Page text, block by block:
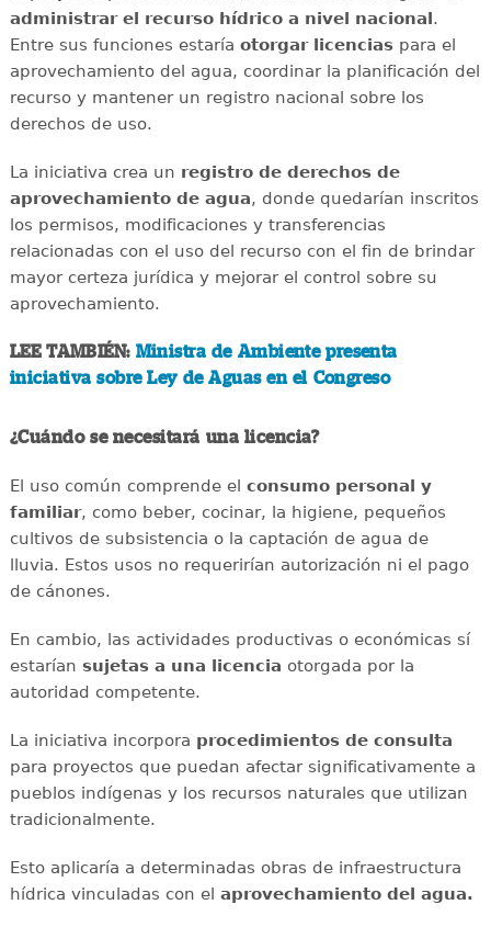
administrar el recurso hídrico a nivel nacional.
Entre sus funciones estaría otorgar licenciaspara el
aprovechamiento del agua, coordinar la planificación del
recurso y mantener un registro nacional sobre los
derechos de uso.
La iniciativa crea un registro de derechos de
aprovechamiento de agua, donde quedarían inscritos
los permisos, modificaciones y transferencias
relacionadas con el uso del recurso con el fin de brindar
mayor certeza jurídica y mejorar el control sobre su
aprovechamiento.
LEE TAMBIÉN: Ministra de Ambiente presenta
iniciativa sobre Ley de Aguas en el Congreso
¿Cuándo se necesitará una licencia?
El uso común comprende el consumo personal y
familiar, como beber, cocinar, la higiene, pequeños
cultivos de subsistencia o la captación de agua de
lluvia. Estos usos no requerirían autorización ni el pago
de cánones.
En cambio, las actividades productivas o económicas sí
estarían sujetas a una licencia otorgada por la
autoridad competente.
La iniciativa incorpora procedimientos de consulta
para proyectos que puedan afectar significativamente a
pueblos indígenas y los recursos naturales que utilizan
tradicionalmente.
Esto aplicaría a determinadas obras de infraestructura
hídrica vinculadas con el aprovechamiento del agua.